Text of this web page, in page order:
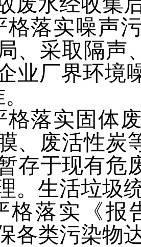
格落实噪声
、采取隔声
业厂界环境
格落实固体
、废活性炭
存于现有危
。生活垃圾
格落实《报
各类污染物